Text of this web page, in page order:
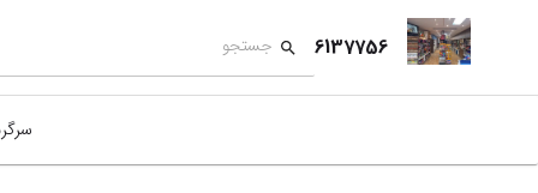
6137756